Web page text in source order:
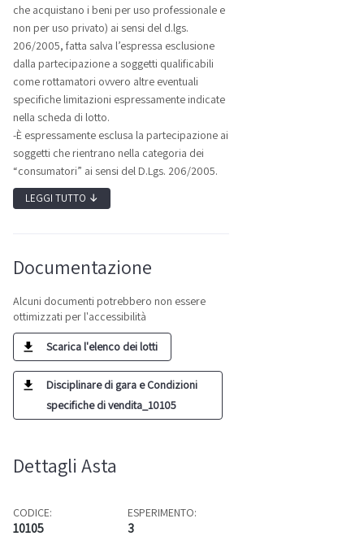
che acquistano i beni per uso professionale e
non per uso privato) ai sensi del d.lgs.
206/2005, fatta salva l’espressa esclusione
dalla partecipazione a soggetti qualificabili
come rottamatori ovvero altre eventuali
specifiche limitazioni espressamente indicate
nella scheda di lotto.
-È espressamente esclusa la partecipazione ai
soggetti che rientrano nella categoria dei
“consumatori” ai sensi del D.Lgs. 206/2005.
LEGGI TUTTO ↓
Documentazione
Alcuni documenti potrebbero non essere
ottimizzati per l'accessibilità
Scarica l'elenco dei lotti
Disciplinare di gara e Condizioni
specifiche di vendita_10105
Dettagli Asta
CODICE:
10105
ESPERIMENTO:
3